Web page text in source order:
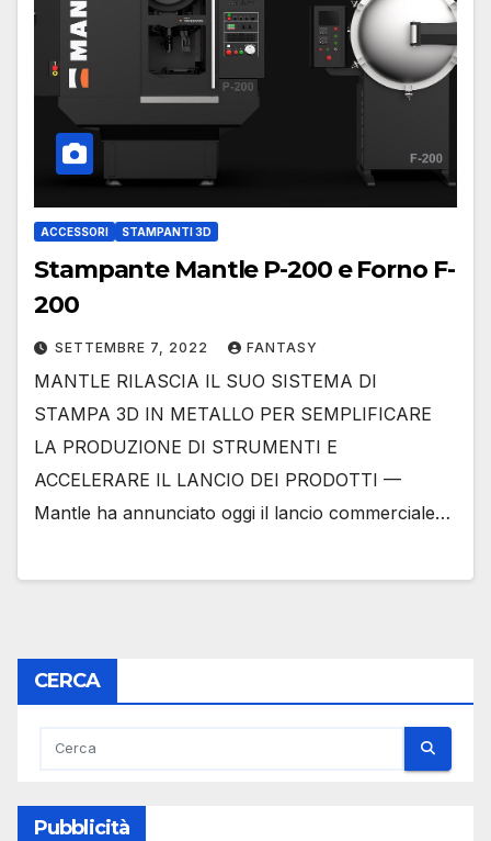
ACCESSORI STAMPANTI 3D
Stampante Mantle P-200 e Forno F-
200
SETTEMBRE 7, 2022 FANTASY
MANTLE RILASCIA IL SUO SISTEMA DI
STAMPA 3D IN METALLO PER SEMPLIFICARE
LA PRODUZIONE DI STRUMENTI E
ACCELERARE IL LANCIO DEI PRODOTTI —
Mantle ha annunciato oggi il lancio commerciale…
CERCA
Pubblicità